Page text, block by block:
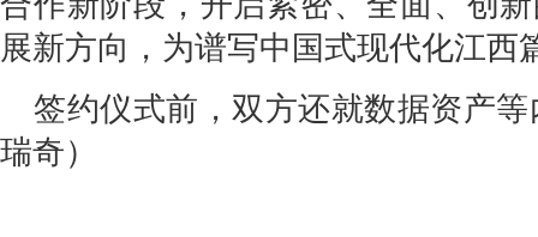
展新方向，为谱写中国式现代化江西
签约仪式前，双方还就数据资产
瑞奇）